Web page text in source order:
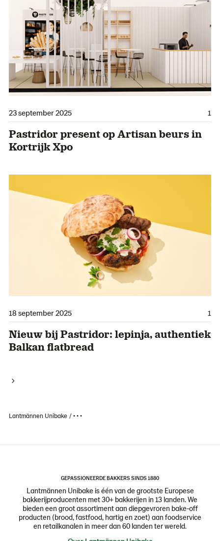
23 september 2025 1
Pastridor present op Artisan beurs in
Kortrijk Xpo
18 september 2025 1
Nieuw bij Pastridor: lepinja, authentiek
Balkan flatbread
Lantmännen Unibake • • •
GEPASSIONEERDE BAKKERS SINDS 1880
Lantmännen Unibake is één van de grootste Europese
bakkerijproducenten met 30+ bakkerijen in 13 landen. We
bieden een groot assortiment aan diepgevroren bake-off
producten (brood, fastfood, hartig en zoet) aan foodservice
en retailkanalen in meer dan 60 landen ter wereld.